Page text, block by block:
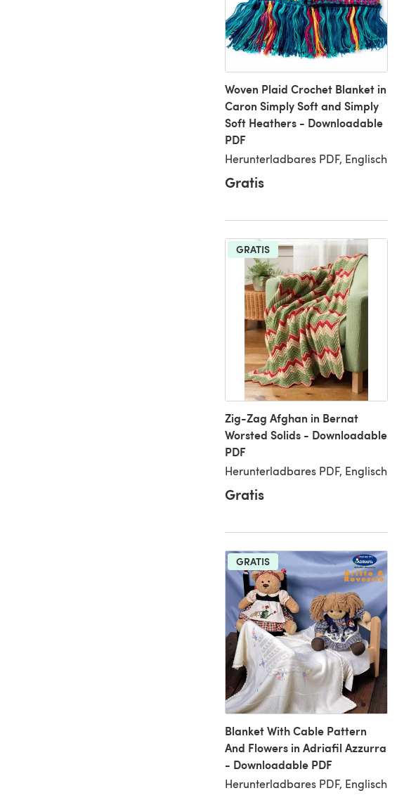
Woven Plaid Crochet Blanket in
Caron Simply Soft and Simply
Soft Heathers - Downloadable
PDF
Herunterladbares PDF, Englisch
Gratis
GRATIS
Zig-Zag Afghan in Bernat
Worsted Solids - Downloadable
PDF
Herunterladbares PDF, Englisch
Gratis
GRATIS
Blanket With Cable Pattern
And Flowers in Adriafil Azzurra
- Downloadable PDF
Herunterladbares PDF, Englisch